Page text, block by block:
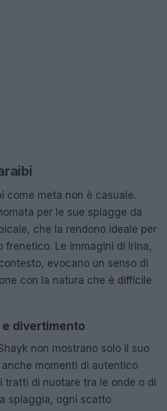
come meta non è casuale.
per le sue spiagge da
che la rendono ideale per
frenetico. Le immagini di Irina,
evocano un senso di
con la natura che è difficile
divertimento
non mostrano solo il suo
anche momenti di autentico
tratti di nuotare tra le onde o di
spiaggia, ogni scatto